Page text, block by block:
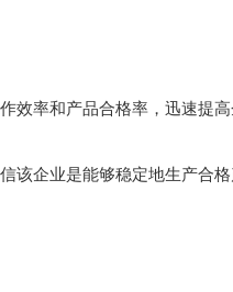
效率和产品合格率，迅速提
该企业是能够稳定地生产合